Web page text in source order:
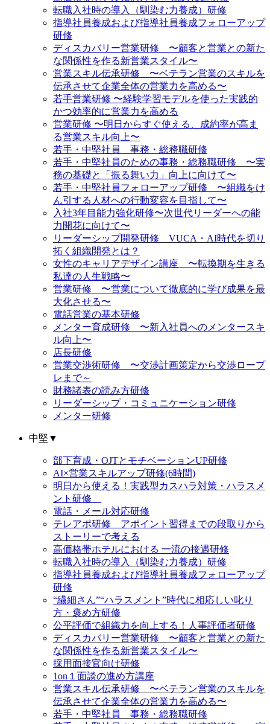
転職入社時の導入（馴染む力養成）研修
指導社員養成および指導社員養成フォローアップ
研修
ディスカバリー営業研修 〜顧客と営業との新た
な関係性を作る新営業スタイル〜
営業スキル伝承研修 〜ベテラン営業のスキルを
伝承させて企業全体の営業力を高める〜
若手営業研修 〜経験学習モデルを使った実践的
かつ効率的に営業力を高める
営業研修 〜明日からすぐ使える、成約率が高ま
る営業スキル向上〜
若手・中堅社員 事務・総務職研修
若手・中堅社員のための事務・総務職研修 〜実
務の基礎と「振る舞い力」向上に向けて〜
若手・中堅社員フォローアップ研修 〜組織をけ
ん引する人材への行動変容を目指して〜
入社3年目能力強化研修〜次世代リーダーへの能
力開花に向けて〜
リーダーシップ開発研修 VUCA・AI時代を切り
拓く組織開発とは？
女性のキャリアデザイン講座 〜転換期を生きる
私達の人生戦略〜
営業研修 〜営業について徹底的に学び成果を最
大化させる〜
電話営業の基本研修
メンター育成研修 〜新入社員へのメンタースキ
ル向上〜
店長研修
営業交渉術研修 〜交渉計画策定から交渉ロープ
レまで～
財務諸表の読み方研修
リーダーシップ・コミュニケーション研修
メンター研修
中堅 ▼
部下育成・OJTとモチベーションUP研修
AI×営業スキルアップ研修(6時間)
明日から使える！実践型カスハラ対策・ハラスメ
ント研修
電話・メール対応研修
テレアポ研修 アポイント習得までの段取りから
ストーリーで考える
高価格帯ホテルにおける 一流の接遇研修
転職入社時の導入（馴染む力養成）研修
指導社員養成および指導社員養成フォローアップ
研修
“繊細さん”“ハラスメント”時代に相応しい叱り
方・褒め方研修
公平評価で組織力を向上する！人事評価者研修
ディスカバリー営業研修 〜顧客と営業との新た
な関係性を作る新営業スタイル〜
採用面接官向け研修
1on１面談の進め方講座
営業スキル伝承研修 〜ベテラン営業のスキルを
伝承させて企業全体の営業力を高める〜
若手・中堅社員 事務・総務職研修